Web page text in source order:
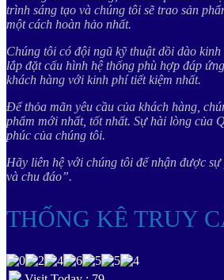
trình sáng tạo và chúng tôi sẽ trao sản
một cách hoàn hảo nhất.
Chúng tôi có đội ngũ kỹ thuật dồi dào kinh
lắp đặt cấu hình hệ thống phù hợp đáp
khách hàng với kinh phí tiết kiệm nhất.
Để thỏa mãn yêu cầu của khách hàng,
phẩm mới nhất, tốt nhất. Sự hài lòng của
phúc của chúng tôi.
Hãy liên hệ với chúng tôi để nhận được sự
và chu đáo”.
THỐNG KÊ TRUY